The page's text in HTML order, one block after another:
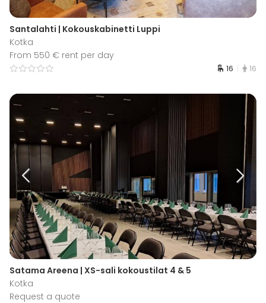
Santalahti | Kokouskabinetti Luppi
Kotka
From 550 € rent per day
16 16
Satama Areena | XS-sali kokoustilat 4 & 5
Kotka
Request a quote